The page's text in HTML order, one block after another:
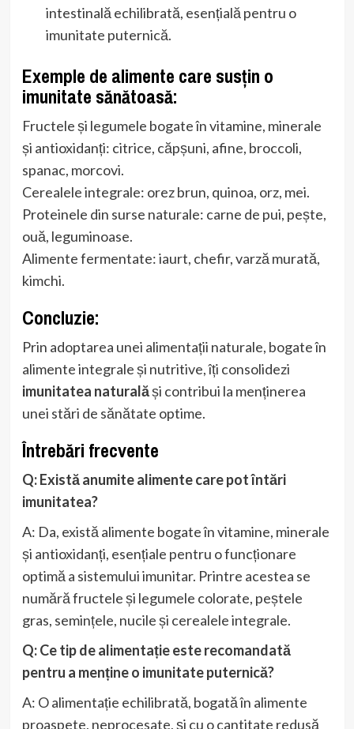
intestinală echilibrată, esențială pentru o
imunitate puternică.
Exemple de alimente care susțin o
imunitate sănătoasă:
Fructele și legumele bogate în vitamine, minerale
și antioxidanți: citrice, căpșuni, afine, broccoli,
spanac, morcovi.
Cerealele integrale: orez brun, quinoa, orz, mei.
Proteinele din surse naturale: carne de pui, pește,
ouă, leguminoase.
Alimente fermentate: iaurt, chefir, varză murată,
kimchi.
Concluzie:
Prin adoptarea unei alimentații naturale, bogate în
alimente integrale și nutritive, îți consolidezi
imunitatea naturalăși contribui la menținerea
unei stări de sănătate optime.
Întrebări frecvente
Q: Există anumite alimente care pot întări
imunitatea?
A: Da, există alimente bogate în vitamine, minerale
și antioxidanți, esențiale pentru o funcționare
optimă a sistemului imunitar. Printre acestea se
numără fructele și legumele colorate, peștele
gras, semințele, nucile și cerealele integrale.
Q: Ce tip de alimentație este recomandată
pentru a menține o imunitate puternică?
A: O alimentație echilibrată, bogată în alimente
proaspete, neprocesate, și cu o cantitate redusă